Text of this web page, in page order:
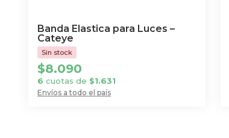
Banda Elastica para Luces –
Cateye
Envíos a todo el país
$8.090
6 cuotas de $1.631